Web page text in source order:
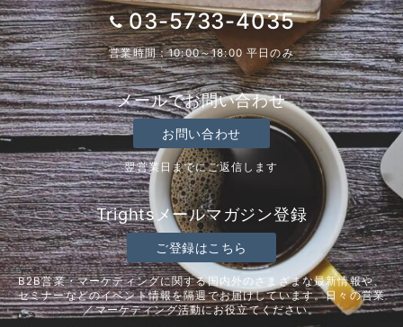
03-5733-4035
営業時間：10:00～18:00 平日のみ
メールでお問い合わせ
お問い合わせ
翌営業日までにご返信します
Trightsメールマガジン登録
ご登録はこちら
B2B営業・マーケティングに関する国内外のさまざまな最新情報や、
セミナーなどのイベント情報を隔週でお届けしています。日々の営業
／マーケティング活動にお役立てください。